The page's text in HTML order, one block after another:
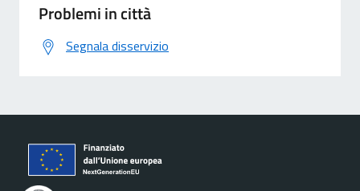
Problemi in città
Segnala disservizio